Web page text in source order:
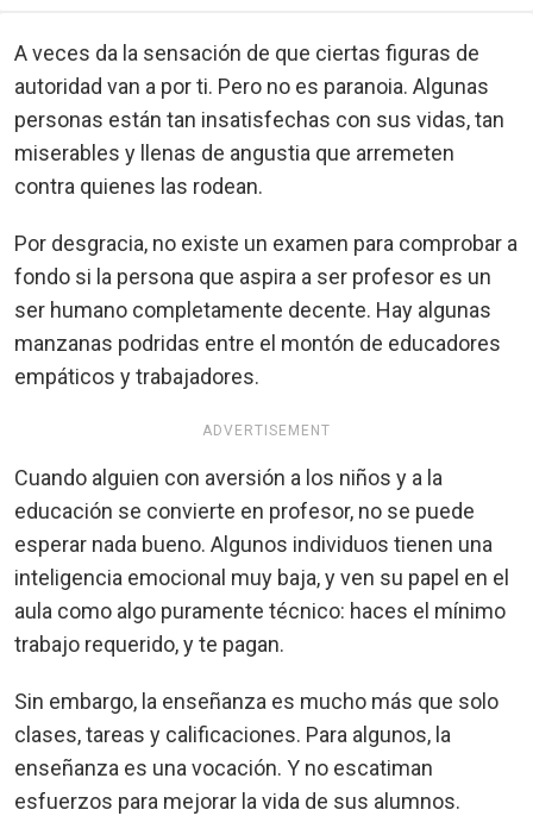
A veces da la sensación de que ciertas figuras de
autoridad van a por ti. Pero no es paranoia. Algunas
personas están tan insatisfechas con sus vidas, tan
miserables y llenas de angustia que arremeten
contra quienes las rodean.
Por desgracia, no existe un examen para comprobar a
fondo si la persona que aspira a ser profesor es un
ser humano completamente decente. Hay algunas
manzanas podridas entre el montón de educadores
empáticos y trabajadores.
ADVERTISEMENT
Cuando alguien con aversión a los niños y a la
educación se convierte en profesor, no se puede
esperar nada bueno. Algunos individuos tienen una
inteligencia emocional muy baja, y ven su papel en el
aula como algo puramente técnico: haces el mínimo
trabajo requerido, y te pagan.
Sin embargo, la enseñanza es mucho más que solo
clases, tareas y calificaciones. Para algunos, la
enseñanza es una vocación. Y no escatiman
esfuerzos para mejorar la vida de sus alumnos.